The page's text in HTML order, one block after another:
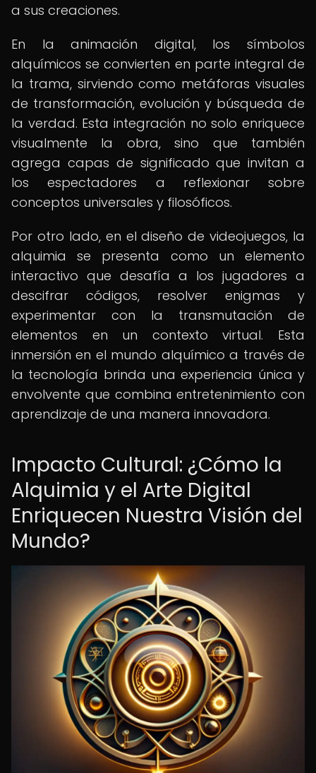
a sus creaciones.
En la animación digital, los símbolos
alquímicos se convierten en parte integral de
la trama, sirviendo como metáforas visuales
de transformación, evolución y búsqueda de
la verdad. Esta integración no solo enriquece
visualmente la obra, sino que también
agrega capas de significado que invitan a
los espectadores a reflexionar sobre
conceptos universales y filosóficos.
Por otro lado, en el diseño de videojuegos, la
alquimia se presenta como un elemento
interactivo que desafía a los jugadores a
descifrar códigos, resolver enigmas y
experimentar con la transmutación de
elementos en un contexto virtual. Esta
inmersión en el mundo alquímico a través de
la tecnología brinda una experiencia única y
envolvente que combina entretenimiento con
aprendizaje de una manera innovadora.
Impacto Cultural: ¿Cómo la
Alquimia y el Arte Digital
Enriquecen Nuestra Visión del
Mundo?